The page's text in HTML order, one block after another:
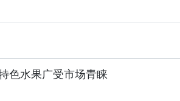
色水果广受市场青睐